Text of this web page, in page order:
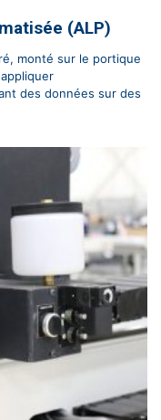
(ALP)
monté sur le portique
des données sur des